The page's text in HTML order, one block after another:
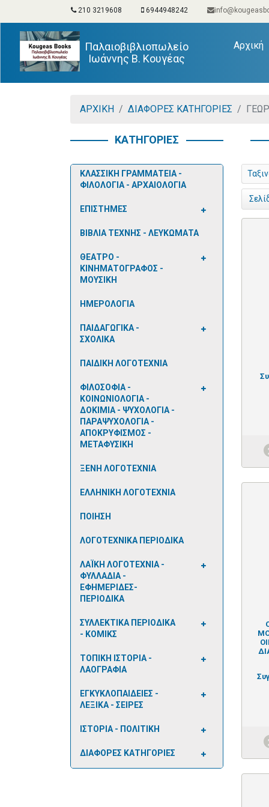
210 3219608 6944948242
Παλαιοβιβλιοπωλείο
Ιωάννης Β. Κουγέας
Αρχική
ΑΡΧΙΚΗ ΔΙΑΦΟΡΕΣ ΚΑΤΗΓΟΡΙΕΣ
ΚΑΤΗΓΟΡΙΕΣ
ΚΛΑΣΣΙΚΗ ΓΡΑΜΜΑΤΕΙΑ -
ΦΙΛΟΛΟΓΙΑ - ΑΡΧΑΙΟΛΟΓΙΑ
ΕΠΙΣΤΗΜΕΣ
ΒΙΒΛΙΑ ΤΕΧΝΗΣ - ΛΕΥΚΩΜΑΤΑ
ΘΕΑΤΡΟ -
ΚΙΝΗΜΑΤΟΓΡΑΦΟΣ -
ΜΟΥΣΙΚΗ
ΗΜΕΡΟΛΟΓΙΑ
ΠΑΙΔΑΓΩΓΙΚΑ -
ΣΧΟΛΙΚΑ
ΠΑΙΔΙΚΗ ΛΟΓΟΤΕΧΝΙΑ
ΦΙΛΟΣΟΦΙΑ -
ΚΟΙΝΩΝΙΟΛΟΓΙΑ -
ΔΟΚΙΜΙΑ - ΨΥΧΟΛΟΓΙΑ -
ΠΑΡΑΨΥΧΟΛΟΓΙΑ -
ΑΠΟΚΡΥΦΙΣΜΟΣ -
ΜΕΤΑΦΥΣΙΚΗ
ΞΕΝΗ ΛΟΓΟΤΕΧΝΙΑ
ΕΛΛΗΝΙΚΗ ΛΟΓΟΤΕΧΝΙΑ
ΠΟΙΗΣΗ
ΛΟΓΟΤΕΧΝΙΚΑ ΠΕΡΙΟΔΙΚΑ
ΛΑΪΚΗ ΛΟΓΟΤΕΧΝΙΑ -
ΦΥΛΛΑΔΙΑ -
ΕΦΗΜΕΡΙΔΕΣ-
ΠΕΡΙΟΔΙΚΑ
ΣΥΛΛΕΚΤΙΚΑ ΠΕΡΙΟΔΙΚΑ
- ΚΟΜΙΚΣ
ΤΟΠΙΚΗ ΙΣΤΟΡΙΑ -
ΛΑΟΓΡΑΦΙΑ
ΕΓΚΥΚΛΟΠΑΙΔΕΙΕΣ -
ΛΕΞΙΚΑ - ΣΕΙΡΕΣ
ΙΣΤΟΡΙΑ - ΠΟΛΙΤΙΚΗ
ΔΙΑΦΟΡΕΣ ΚΑΤΗΓΟΡΙΕΣ